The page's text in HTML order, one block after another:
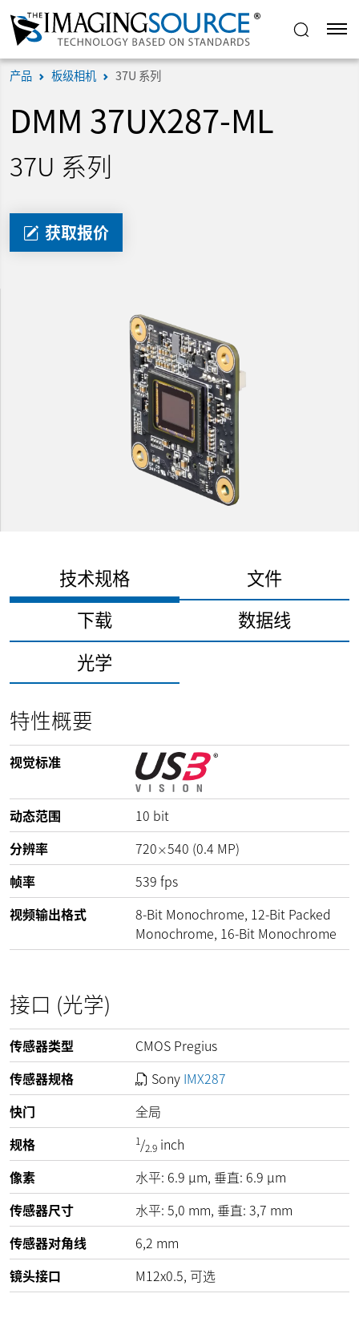
产品 板级相机 37U 系列
DMM 37UX287-ML
37U 系列
获取报价
技术规格
文件
下载
数据线
光学
特性概要
视觉标准
动态范围 10 bit
分辨率
720×540 (0.4 MP)
帧率
539 fps
视频输出格式
8-Bit Monochrome, 12-Bit Packed
Monochrome, 16-Bit Monochrome
接口 (光学)
传感器类型
CMOS Pregius
传感器规格
Sony IMX287
快门
全局
规格
1/2.9 inch
像素
水平: 6.9 µm, 垂直: 6.9 µm
传感器尺寸
水平: 5,0 mm, 垂直: 3,7 mm
传感器对角线
6,2 mm
镜头接口
M12x0.5, 可选